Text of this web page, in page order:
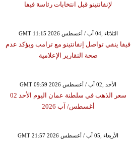
لإنفانتينو قبل انتخابات رئاسة فيفا
GMT 11:15 2026 الثلاثاء ,04 آب / أغسطس
فيفا ينفي تواصل إنفانتينو مع ترامب ويؤكد عدم
صحة التقارير الإعلامية
GMT 09:59 2026 الأحد ,02 آب / أغسطس
سعر الذهب في سلطنة عمان اليوم الأحد 02
أغسطس/ آب 2026
GMT 21:57 2026 الأربعاء ,05 آب / أغسطس